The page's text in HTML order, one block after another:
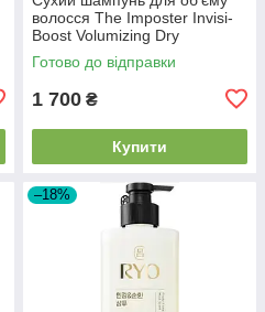
волосся The Imposter Invisi-
Boost Volumizing Dry
Shampoo Powder
Готово до відправки
1 700 ₴
Купити
–18%